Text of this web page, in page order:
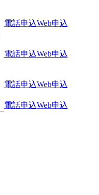
電話申込Web申込
電話申込Web申込
電話申込Web申込
電話申込Web申込